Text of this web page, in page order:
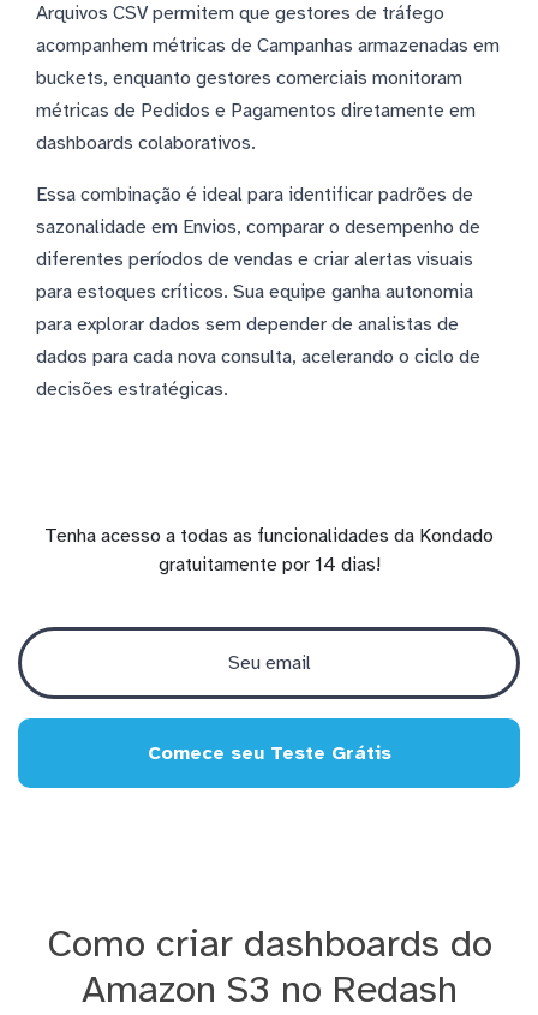
Arquivos CSV permitem que gestores de tráfego
acompanhem métricas de Campanhas armazenadas em
buckets, enquanto gestores comerciais monitoram
métricas de Pedidos e Pagamentos diretamente em
dashboards colaborativos.
Essa combinação é ideal para identificar padrões de
sazonalidade em Envios, comparar o desempenho de
diferentes períodos de vendas e criar alertas visuais
para estoques críticos. Sua equipe ganha autonomia
para explorar dados sem depender de analistas de
dados para cada nova consulta, acelerando o ciclo de
decisões estratégicas.
Tenha acesso a todas as funcionalidades da Kondado
gratuitamente por 14 dias!
Comece seu Teste Grátis
Como criar dashboards do
Amazon S3 no Redash